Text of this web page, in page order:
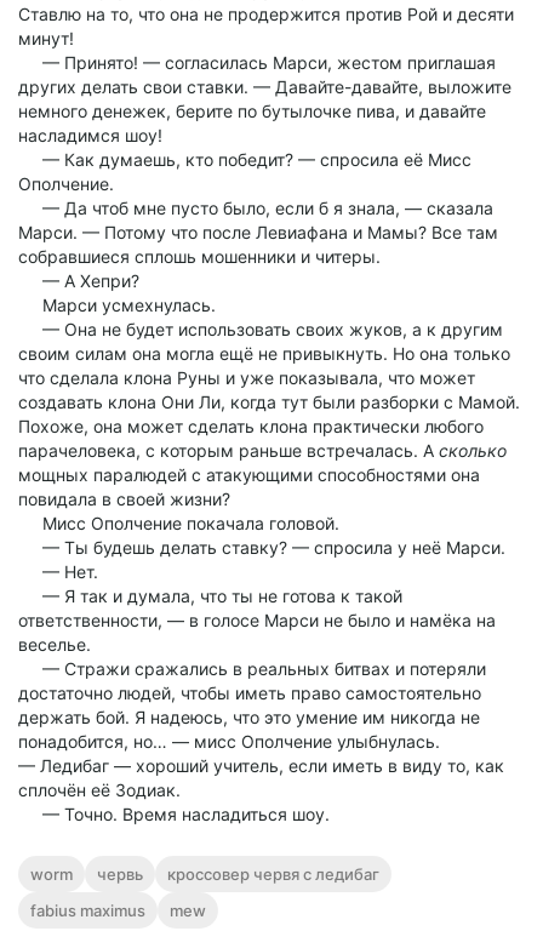
Ставлю на то, что она не продержится против Рой и десяти
минут!
— Принято! — согласилась Марси, жестом приглашая
других делать свои ставки. — Давайте-давайте, выложите
немного денежек, берите по бутылочке пива, и давайте
насладимся шоу!
— Как думаешь, кто победит? — спросила её Мисс
Ополчение.
— Да чтоб мне пусто было, если б я знала, — сказала
Марси. — Потому что после Левиафана и Мамы? Все там
собравшиеся сплошь мошенники и читеры.
— А Хепри?
Марси усмехнулась.
— Она не будет использовать своих жуков, а к другим
своим силам она могла ещё не привыкнуть. Но она только
что сделала клона Руны и уже показывала, что может
создавать клона Они Ли, когда тут были разборки с Мамой.
Похоже, она может сделать клона практически любого
парачеловека, с которым раньше встречалась. А сколько
мощных паралюдей с атакующими способностями она
повидала в своей жизни?
Мисс Ополчение покачала головой.
— Ты будешь делать ставку? — спросила у неё Марси.
— Нет.
— Я так и думала, что ты не готова к такой
ответственности, — в голосе Марси не было и намёка на
веселье.
— Стражи сражались в реальных битвах и потеряли
достаточно людей, чтобы иметь право самостоятельно
держать бой. Я надеюсь, что это умение им никогда не
понадобится, но… — мисс Ополчение улыбнулась.
— Ледибаг — хороший учитель, если иметь в виду то, как
сплочён её Зодиак.
— Точно. Время насладиться шоу.
worm червь
кроссовер червя с ледибаг
fabius maximus
mew